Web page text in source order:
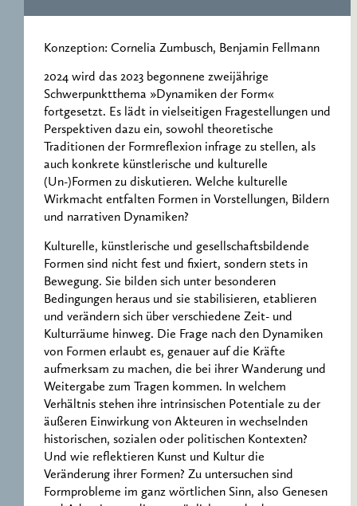
Konzeption: Cornelia Zumbusch, Benjamin Fellmann
2024 wird das 2023 begonnene zweijährige
Schwerpunktthema »Dynamiken der Form«
fortgesetzt. Es lädt in vielseitigen Fragestellungen und
Perspektiven dazu ein, sowohl theoretische
Traditionen der Formreflexion infrage zu stellen, als
auch konkrete künstlerische und kulturelle
(Un-)Formen zu diskutieren. Welche kulturelle
Wirkmacht entfalten Formen in Vorstellungen, Bildern
und narrativen Dynamiken?
Kulturelle, künstlerische und gesellschaftsbildende
Formen sind nicht fest und fixiert, sondern stets in
Bewegung. Sie bilden sich unter besonderen
Bedingungen heraus und sie stabilisieren, etablieren
und verändern sich über verschiedene Zeit- und
Kulturräume hinweg. Die Frage nach den Dynamiken
von Formen erlaubt es, genauer auf die Kräfte
aufmerksam zu machen, die bei ihrer Wanderung und
Weitergabe zum Tragen kommen. In welchem
Verhältnis stehen ihre intrinsischen Potentiale zu der
äußeren Einwirkung von Akteuren in wechselnden
historischen, sozialen oder politischen Kontexten?
Und wie reflektieren Kunst und Kultur die
Veränderung ihrer Formen? Zu untersuchen sind
Formprobleme im ganz wörtlichen Sinn, also Genesen